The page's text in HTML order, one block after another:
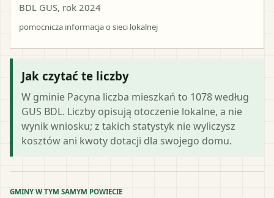
BDL GUS, rok 2024
pomocnicza informacja o sieci lokalnej
Jak czytać te liczby
W gminie Pacyna liczba mieszkań to 1078 według
GUS BDL. Liczby opisują otoczenie lokalne, a nie
wynik wniosku; z takich statystyk nie wyliczysz
kosztów ani kwoty dotacji dla swojego domu.
GMINY W TYM SAMYM POWIECIE